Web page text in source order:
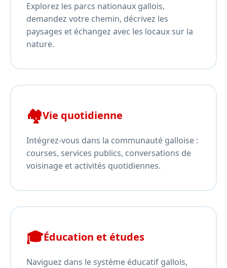
Explorez les parcs nationaux gallois,
demandez votre chemin, décrivez les
paysages et échangez avec les locaux sur la
nature.
🏘️Vie quotidienne
Intégrez-vous dans la communauté galloise :
courses, services publics, conversations de
voisinage et activités quotidiennes.
🎓Éducation et études
Naviguez dans le système éducatif gallois,